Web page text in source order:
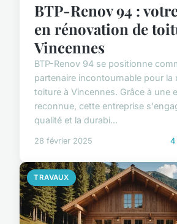
BTP-Renov 94 :
en rénovation de
Vincennes
BTP-Renov 94 se positionne
partenaire incontournable pour la
toiture à Vincennes. Grâce à une
reconnue, cette entreprise
qualité et la durabi...
28 février 2025 4
TRAVAUX